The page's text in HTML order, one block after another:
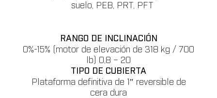
suelo, PEB, PRT, PFT
RANGO DE INCLINACIÓN
0%-15% (motor de elevación de 318 kg / 700
lb) 0,8 – 20
TIPO DE CUBIERTA
Plataforma definitiva de 1″ reversible de
cera dura